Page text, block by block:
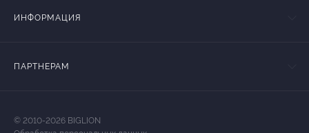
ИНФОРМАЦИЯ
ПАРТНЕРАМ
© 2010-2026 BIGLION